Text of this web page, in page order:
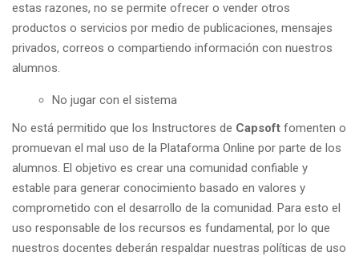
estas razones, no se permite ofrecer o vender otros
productos o servicios por medio de publicaciones, mensajes
privados, correos o compartiendo información con nuestros
alumnos.
No jugar con el sistema
No está permitido que los Instructores de Capsoft fomenten o
promuevan el mal uso de la Plataforma Online por parte de los
alumnos. El objetivo es crear una comunidad confiable y
estable para generar conocimiento basado en valores y
comprometido con el desarrollo de la comunidad. Para esto el
uso responsable de los recursos es fundamental, por lo que
nuestros docentes deberán respaldar nuestras políticas de uso